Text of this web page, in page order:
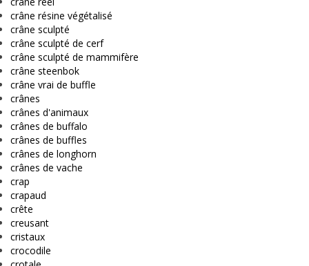
crâne résine végétalisé
crâne sculpté
crâne sculpté de cerf
crâne sculpté de mammifère
crâne steenbok
crâne vrai de buffle
crânes
crânes d'animaux
crânes de buffalo
crânes de buffles
crânes de longhorn
crânes de vache
crap
crapaud
crête
creusant
cristaux
crocodile